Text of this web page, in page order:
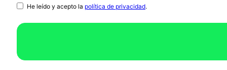
He leído y acepto la política de privacidad.